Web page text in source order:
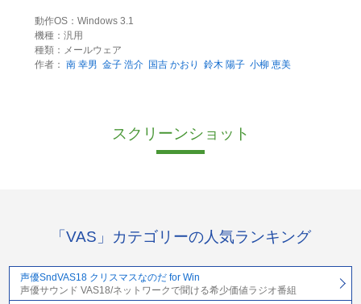
動作OS：Windows 3.1
機種：汎用
種類：メールウェア
作者： 南 幸男 金子 浩介 国吉 かおり 鈴木 陽子 小柳 恵美
スクリーンショット
「VAS」カテゴリーの人気ランキング
声優SndVAS18 クリスマスなのだ for Win
声優サウンド VAS18/ネットワークで聞ける希少価値ラジオ番組